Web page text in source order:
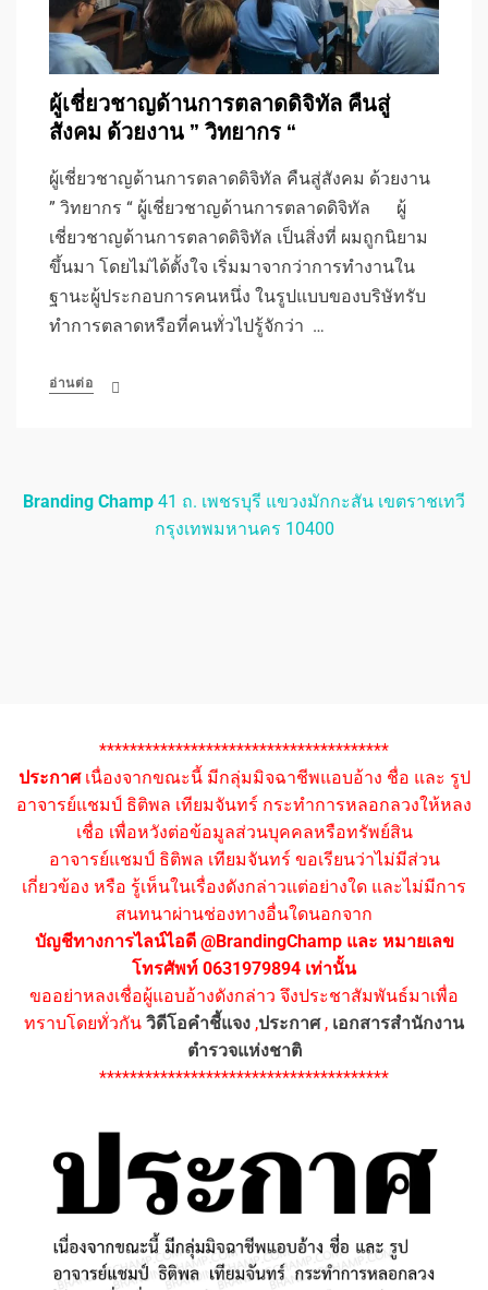
ผู้เชี่ยวชาญด้านการตลาดดิจิทัล คืนสู่
สังคม ด้วยงาน ” วิทยากร “
ผู้เชี่ยวชาญด้านการตลาดดิจิทัล คืนสู่สังคม ด้วยงาน
” วิทยากร “ ผู้เชี่ยวชาญด้านการตลาดดิจิทัล ผู้
เชี่ยวชาญด้านการตลาดดิจิทัล เป็นสิ่งที่ ผมถูกนิยาม
ขึ้นมา โดยไม่ได้ตั้งใจ เริ่มมาจากว่าการทำงานใน
ฐานะผู้ประกอบการคนหนึ่ง ในรูปแบบของบริษัทรับ
ทำการตลาดหรือที่คนทั่วไปรู้จักว่า …
อ่านต่อ
Branding Champ 41 ถ. เพชรบุรี แขวงมักกะสัน เขตราชเทวี
กรุงเทพมหานคร 10400
**************************************
ประกาศเนื่องจากขณะนี้ มีกลุ่มมิจฉาชีพแอบอ้าง ชื่อ และ รูป
อาจารย์แชมป์ ธิติพล เทียมจันทร์ กระทำการหลอกลวงให้หลง
เชื่อ เพื่อหวังต่อข้อมูลส่วนบุคคลหรือทรัพย์สิน
อาจารย์แชมป์ ธิติพล เทียมจันทร์ ขอเรียนว่าไม่มีส่วน
เกี่ยวข้อง หรือ รู้เห็นในเรื่องดังกล่าวแต่อย่างใด และไม่มีการ
สนทนาผ่านช่องทางอื่นใดนอกจาก
บัญชีทางการไลน์ไอดี @BrandingChamp และ หมายเลข
โทรศัพท์ 0631979894 เท่านั้น
ขออย่าหลงเชื่อผู้แอบอ้างดังกล่าว จึงประชาสัมพันธ์มาเพื่อ
ทราบโดยทั่วกัน วิดีโอคำชี้แจง ,ประกาศ, เอกสารสำนักงาน
ตำรวจแห่งชาติ
**************************************